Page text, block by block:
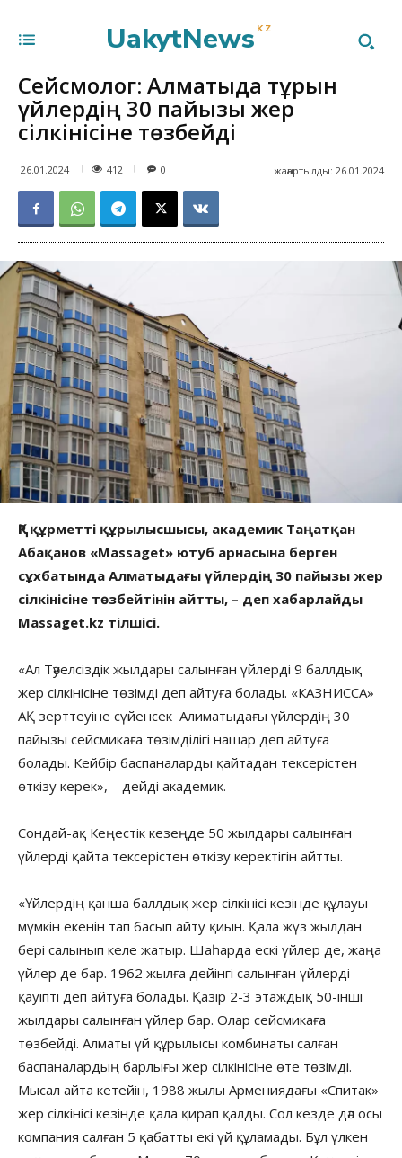
UakytNews KZ
Сейсмолог: Алматыда тұрғын
үйлердің 30 пайызы жер
сілкінісіне төзбейді
26.01.2024 412 жаңартылды: 26.01.2024
0
ҚР құрметті құрылысшысы, академик Таңатқан
Абақанов «Massaget» ютуб арнасына берген
сұхбатында Алматыдағы үйлердің 30 пайызы жер
сілкінісіне төзбейтінін айтты, – деп хабарлайды
Massaget.kz тілшісі.
«Ал Тәуелсіздік жылдары салынған үйлерді 9 баллдық
жер сілкінісіне төзімді деп айтуға болады. «КАЗНИССА»
АҚ зерттеуіне сүйенсек Алиматыдағы үйлердің 30
пайызы сейсмикаға төзімділігі нашар деп айтуға
болады. Кейбір баспаналарды қайтадан тексерістен
өткізу керек», – дейді академик.
Сондай-ақ Кеңестік кезеңде 50 жылдары салынған
үйлерді қайта тексерістен өткізу керектігін айтты.
«Үйлердің қанша баллдық жер сілкінісі кезінде құлауы
мүмкін екенін тап басып айту қиын. Қала жүз жылдан
бері салынып келе жатыр. Шаһарда ескі үйлер де, жаңа
үйлер де бар. 1962 жылға дейінгі салынған үйлерді
қауіпті деп айтуға болады. Қазір 2-3 этаждық 50-інші
жылдары салынған үйлер бар. Олар сейсмикаға
төзбейді. Алматы үй құрылысы комбинаты салған
баспаналардың барлығы жер сілкінісіне өте төзімді.
Мысал айта кетейін, 1988 жылы Армениядағы «Спитак»
жер сілкінісі кезінде қала қирап қалды. Сол кезде дәл осы
компания салған 5 қабатты екі үй құламады. Бұл үлкен